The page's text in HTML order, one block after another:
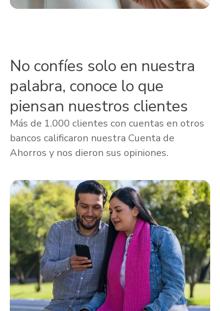
No confíes solo en nuestra
palabra, conoce lo que
piensan nuestros clientes
Más de 1.000 clientes con cuentas en otros
bancos calificaron nuestra Cuenta de
Ahorros y nos dieron sus opiniones.